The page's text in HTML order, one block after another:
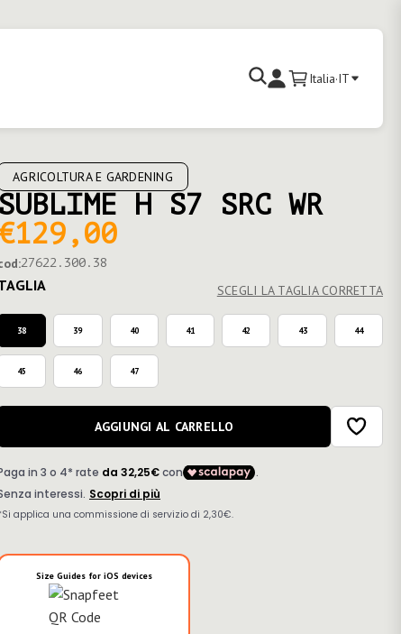
Cerca
AccediCarrello
Italia·IT
AGRICOLTURA E GARDENING
SUBLIME H S7 SRC WR
27622.300.38
SCEGLI LA TAGLIA CORRETTA
38 39 40 41 42 43 44
45 46 47
AGGIUNGI AL CARRELLO
Size Guides for iOS devices